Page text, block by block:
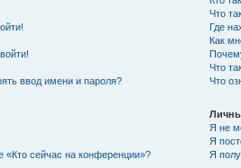
ввод имени и пароля?
«Кто сейчас на конференции»?
Что
Где
Как
Что
Что
Я не
Я
Я